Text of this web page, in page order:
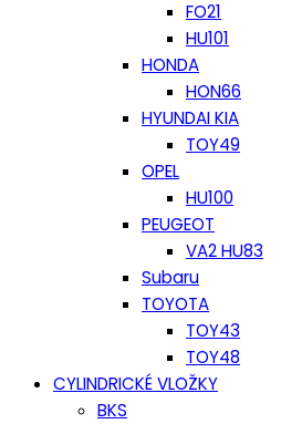
FO21
HU101
HONDA
HON66
HYUNDAI KIA
TOY49
OPEL
HU100
PEUGEOT
VA2 HU83
Subaru
TOYOTA
TOY43
TOY48
CYLINDRICKÉ VLOŽKY
BKS